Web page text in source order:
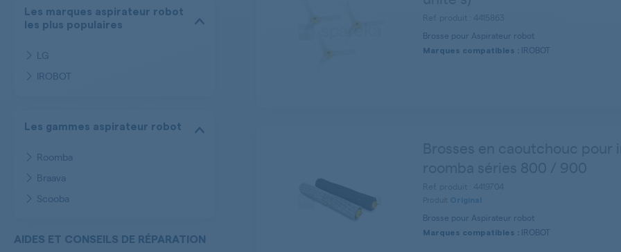
Les marques aspirateur robot
les plus populaires
LG
IROBOT
Les gammes aspirateur robot
Roomba
Braava
Scooba
AIDES ET CONSEILS DE RÉPARATION
Brosse pour Aspirateur robot
Marques compatibles : IROBOT
Original
Brosse pour Aspirateur robot
Marques compatibles : IROBOT